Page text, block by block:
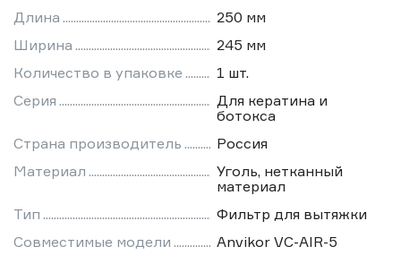
Длина
250 мм
Ширина
245 мм
Количество в упаковке
1 шт.
Серия
Для кератина и
ботокса
Страна производитель
Россия
Материал
Уголь, нетканный
материал
Тип
Фильтр для вытяжки
Совместимые модели
Anvikor VC-AIR-5